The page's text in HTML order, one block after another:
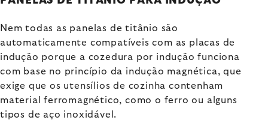
Nem todas as panelas de titânio são
automaticamente compatíveis com as placas de
indução porque a cozedura por indução funciona
com base no princípio da indução magnética, que
exige que os utensílios de cozinha contenham
material ferromagnético, como o ferro ou alguns
tipos de aço inoxidável.